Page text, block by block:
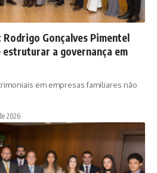
Gonçalves Pimentel
a governança em
em empresas familiares não
2026